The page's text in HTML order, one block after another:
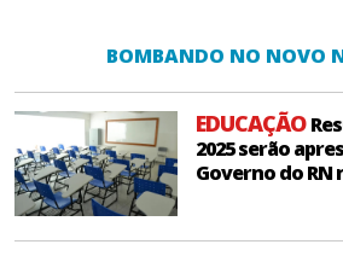
BOMBANDO NO NOVO
EDUCAÇÃO
2025 serão
Governo do